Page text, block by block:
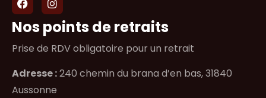
Nos points de retraits
Prise de RDV obligatoire pour un retrait
Adresse :240 chemin du brana d’en bas, 31840
Aussonne